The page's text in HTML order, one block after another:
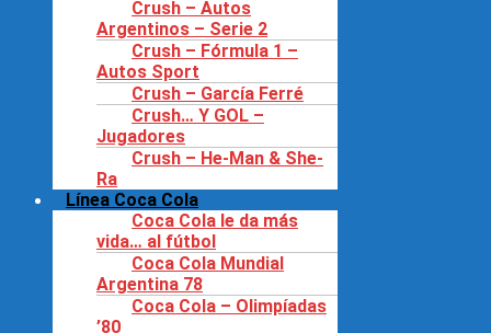
Crush – Autos
Argentinos – Serie 2
Crush – Fórmula 1 –
Autos Sport
Crush – García Ferré
Crush… Y GOL –
Jugadores
Crush – He-Man & She-
Ra
Línea Coca Cola
Coca Cola le da más
vida… al fútbol
Coca Cola Mundial
Argentina 78
Coca Cola – Olimpíadas
’80